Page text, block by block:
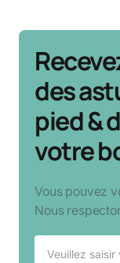
des
pied &
votre
Vous pouvez
Nous